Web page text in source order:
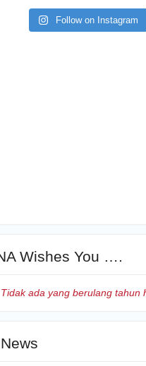
Follow on Instagram
Wishes You ….
Tidak ada yang berulang tahun